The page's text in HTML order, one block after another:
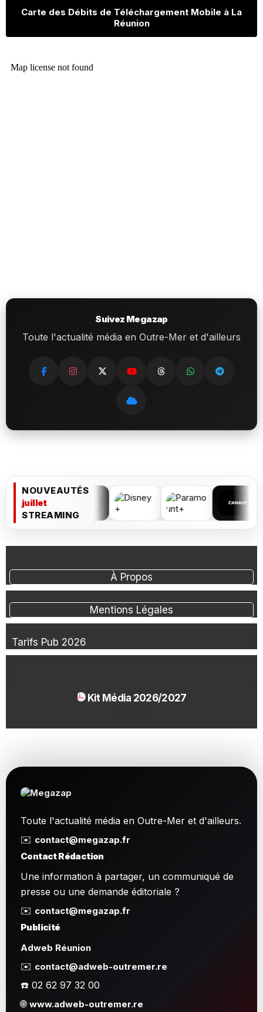
Carte des Débits de Téléchargement Mobile à La
Réunion
Suivez Megazap
Toute l'actualité média en Outre-Mer et d'ailleurs
NOUVEAUTÉS
juillet
STREAMING
À Propos
Mentions Légales
Tarifs Pub 2026
Kit Média 2026/2027
Toute l'actualité média en Outre-Mer et d'ailleurs.
✉️ contact@megazap.fr
Contact Rédaction
Une information à partager, un communiqué de
presse ou une demande éditoriale ?
✉️ contact@megazap.fr
Publicité
Adweb Réunion
✉️ contact@adweb-outremer.re
☎️ 02 62 97 32 00
🌐www.adweb-outremer.re